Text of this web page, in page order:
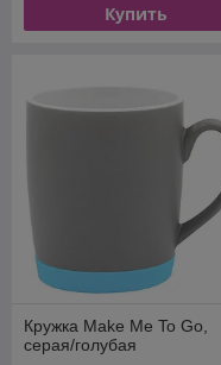
Купить
Кружка Make Me To Go,
серая/голубая